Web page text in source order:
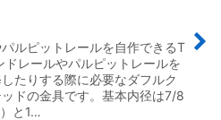
ルピットレールを自作できるT
ドレールやパルピットレールを
たりする際に必要なダフルク
ドの金具です。基本内径は7/8
と1…